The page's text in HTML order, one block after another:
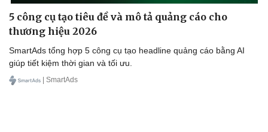
Sức khỏe
Dinh dưỡng - món ngon
Cây thuốc
Sản phụ khoa
Nhi khoa
Làm đẹp - giảm cân
Đời sống
Nhà đẹp
Tình yêu - Gia đình
5 công cụ tạo tiêu đề và mô tả quảng cáo cho
thương hiệu 2026
SmartAds tổng hợp 5 công cụ tạo headline quảng cáo bằng AI
giúp tiết kiệm thời gian và tối ưu.
| SmartAds